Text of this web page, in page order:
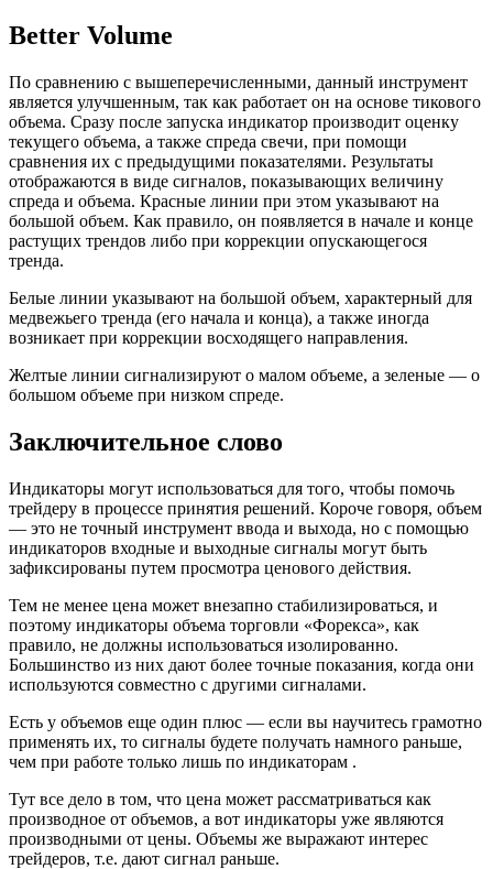
Better Volume
По сравнению с вышеперечисленными, данный инструмент
является улучшенным, так как работает он на основе тикового
объема. Сразу после запуска индикатор производит оценку
текущего объема, а также спреда свечи, при помощи
сравнения их с предыдущими показателями. Результаты
отображаются в виде сигналов, показывающих величину
спреда и объема. Красные линии при этом указывают на
большой объем. Как правило, он появляется в начале и конце
растущих трендов либо при коррекции опускающегося
тренда.
Белые линии указывают на большой объем, характерный для
медвежьего тренда (его начала и конца), а также иногда
возникает при коррекции восходящего направления.
Желтые линии сигнализируют о малом объеме, а зеленые — о
большом объеме при низком спреде.
Заключительное слово
Индикаторы могут использоваться для того, чтобы помочь
трейдеру в процессе принятия решений. Короче говоря, объем
— это не точный инструмент ввода и выхода, но с помощью
индикаторов входные и выходные сигналы могут быть
зафиксированы путем просмотра ценового действия.
Тем не менее цена может внезапно стабилизироваться, и
поэтому индикаторы объема торговли «Форекса», как
правило, не должны использоваться изолированно.
Большинство из них дают более точные показания, когда они
используются совместно с другими сигналами.
Есть у объемов еще один плюс — если вы научитесь грамотно
применять их, то сигналы будете получать намного раньше,
чем при работе только лишь по индикаторам .
Тут все дело в том, что цена может рассматриваться как
производное от объемов, а вот индикаторы уже являются
производными от цены. Объемы же выражают интерес
трейдеров, т.е. дают сигнал раньше.